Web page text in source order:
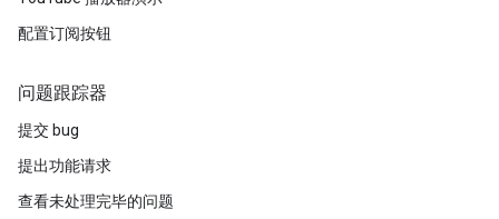
配置订阅按钮
问题跟踪器
提交 bug
提出功能请求
查看未处理完毕的问题